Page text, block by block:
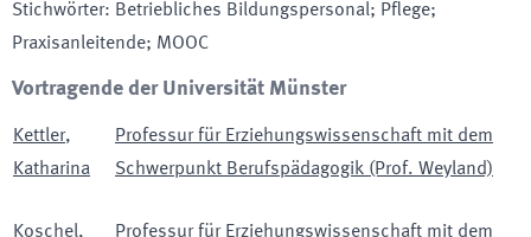
Stichwörter: Betriebliches Bildungspersonal; Pflege;
Praxisanleitende; MOOC
Vortragende der Universität Münster
Kettler,
Katharina
Professur für Erziehungswissenschaft mit dem
Schwerpunkt Berufspädagogik (Prof. Weyland)
Koschel,
Professur für Erziehungswissenschaft mit dem